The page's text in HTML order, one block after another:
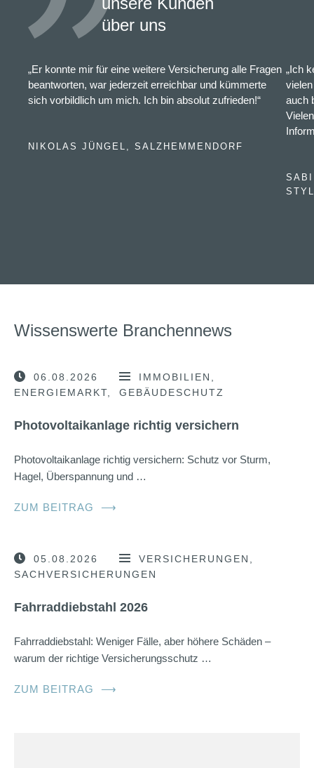
über uns
„Er konnte mir für eine weitere Versicherung alle Fragen
beantworten, war jederzeit erreichbar und kümmerte
sich vorbildlich um mich. Ich bin absolut zufrieden!“
NIKOLAS JÜNGEL, SALZHEMMENDORF
„Ich
auch
Wissenswerte Branchennews
06.08.2026
IMMOBILIEN
ENERGIEMARKT
GEBÄUDESCHUTZ
Photovoltaikanlage richtig versichern
Photovoltaikanlage richtig versichern: Schutz vor Sturm,
Hagel, Überspannung und …
ZUM BEITRAG ⟶
05.08.2026
VERSICHERUNGEN
SACHVERSICHERUNGEN
Fahrraddiebstahl 2026
Fahrraddiebstahl: Weniger Fälle, aber höhere Schäden –
warum der richtige Versicherungsschutz …
ZUM BEITRAG ⟶